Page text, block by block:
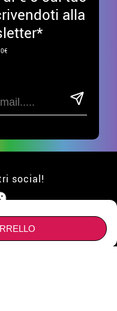
alla
social!